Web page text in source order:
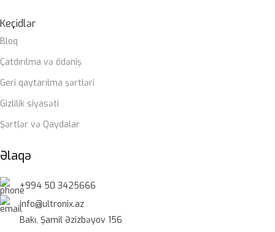
Keçidlər
Bloq
Çatdırılma və ödəniş
Geri qaytarılma şərtləri
Gizlilik siyasəti
Şərtlər və Qaydalar
Əlaqə
+994 50 3425666
info@ultronix.az
Bakı, Şamil Əzizbəyov 156